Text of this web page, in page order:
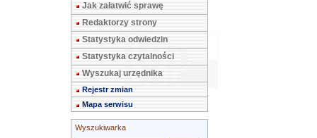
Jak załatwić sprawę
Redaktorzy strony
Statystyka odwiedzin
Statystyka czytalności
Wyszukaj urzędnika
Rejestr zmian
Mapa serwisu
Wyszukiwarka